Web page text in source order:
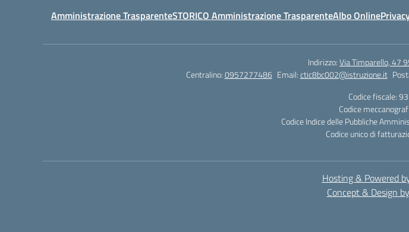
Amministrazione TrasparenteSTORICO Amministrazione TrasparenteAlbo Online
Indirizzo:Via Timparello, 47
Centralino:0957277486 Email:ctic8bc002@istruzione.it
Codice fiscale:
Codice
Codice Indice delle Pubbliche
Codice unico di
Hosting & Powered
Concept & Design